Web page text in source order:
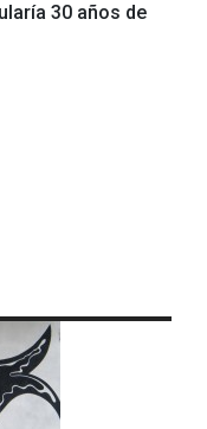
30 años de